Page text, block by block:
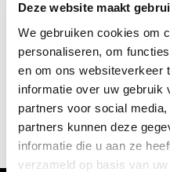
Deze website maakt
We gebruiken cookies om
personaliseren, om
en om ons websiteverkeer
informatie over uw gebruik
partners voor social
partners kunnen deze
informatie die u aan ze
verzameld op basis van
Het leek iets uit een science
pandemie is realiteit: we
ziekten zijn echter van alle
minstens 1,5 meter afstand
met lepra. En er werd toen
de leprozenklepper. Het
over deze voorloper van de